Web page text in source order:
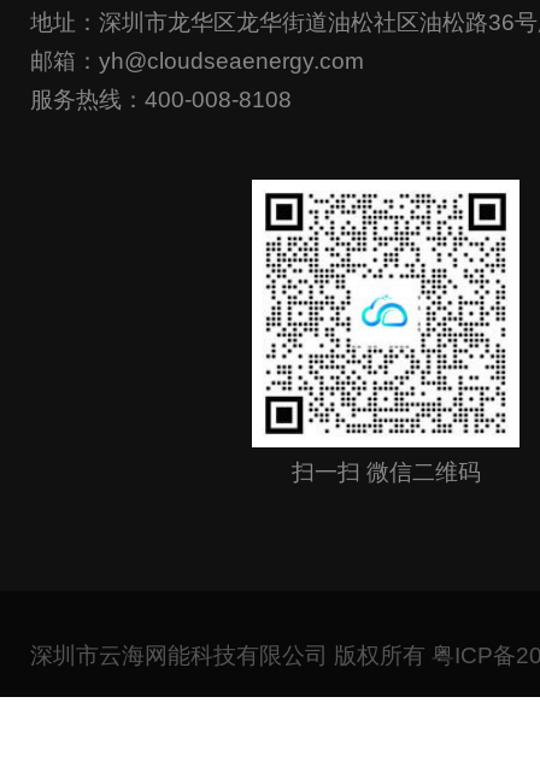
地址：深圳市龙华区龙华街道油松社区油松路36
邮箱：yh@cloudseaenergy.com
服务热线：400-008-8108
扫一扫 微信二维码
深圳市云海网能科技有限公司 版权所有 粤ICP备